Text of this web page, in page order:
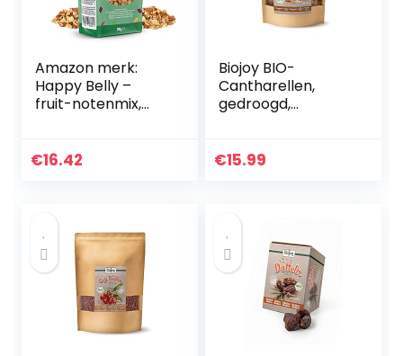
Amazon merk:
Happy Belly –
fruit-notenmix,
€16.42
Biojoy BIO-
Cantharellen,
gedroogd,
€15.99